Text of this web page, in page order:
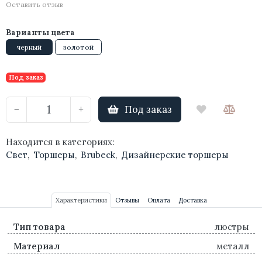
Оставить отзыв
Варианты цвета
черный золотой
Под заказ
− + Под заказ
Находится в категориях:
Свет, Торшеры, Brubeck, Дизайнерские торшеры
Характеристики Отзывы Оплата Доставка
Тип товара
люстры
Материал
металл